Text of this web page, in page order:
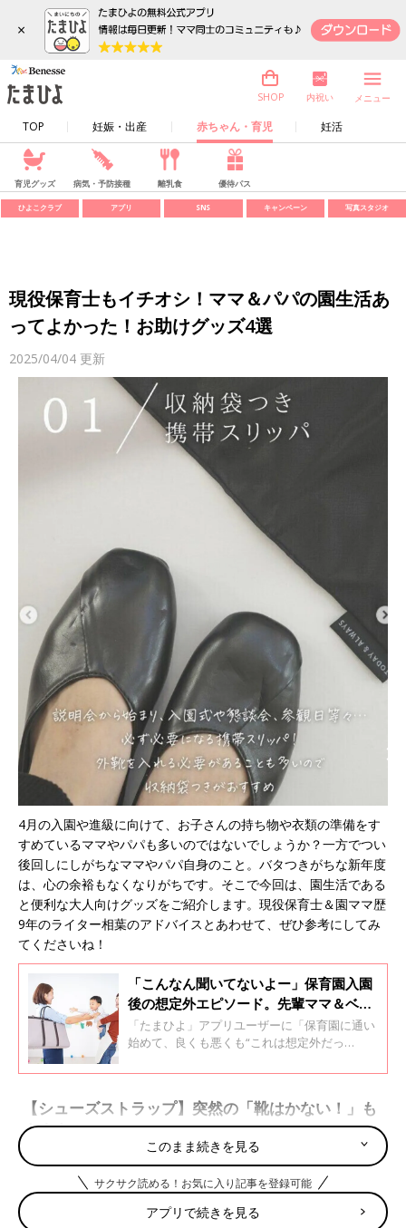
×
TOP 妊娠・出産 赤ちゃん・育児 妊活
SHOP 内祝い メニュー
育児グッズ 病気・予防接種 離乳食 優待パス
ひよこクラブ アプリ SNS キャンペーン 写真スタジオ
現役保育士もイチオシ！ママ＆パパの園生活あ
ってよかった！お助けグッズ4選
2025/04/04 更新
4月の入園や進級に向けて、お子さんの持ち物や衣類の準備をす
すめているママやパパも多いのではないでしょうか？一方でつい
後回しにしがちなママやパパ自身のこと。バタつきがちな新年度
は、心の余裕もなくなりがちです。そこで今回は、園生活である
と便利な大人向けグッズをご紹介します。現役保育士＆園ママ歴
9年のライター相葉のアドバイスとあわせて、ぜひ参考にしてみ
てくださいね！
「こんなん聞いてないよー」保育園入園
後の想定外エピソード。先輩ママ＆ベテ
ラン助産師からの金言アドバイスも！
「たまひよ」アプリユーザーに「保育園に通い
始めて、良くも悪くも“これは想定外だっ
約40％が「ある」と、回答しました。困ったエ
ママへ、先輩ママからのエールをお届けしま
す。さらに「保育園困った」エピソードである
あるの「下ネタ連発」幼児対策をベテラン助産
師の濵脇文子先生から。ナイスなアドバイスも
ありますよ！
【シューズストラップ】突然の「靴はかない！」も
大丈夫！
このまま続きを見る
サクサク読める！お気に入り記事を登録可能
アプリで続きを見る